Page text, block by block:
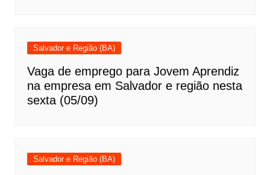
Salvador e Região (BA)
Vaga de emprego para Jovem Aprendiz
na empresa em Salvador e região nesta
sexta (05/09)
Salvador e Região (BA)